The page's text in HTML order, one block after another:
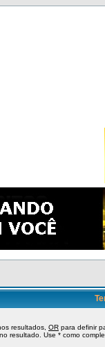
resultados, OR para definir
resultado. Use * como